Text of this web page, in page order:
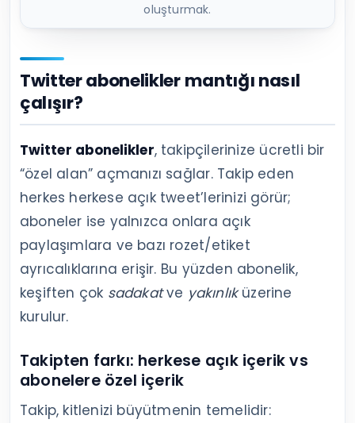
oluşturmak.
Twitter abonelikler mantığı nasıl
çalışır?
Twitter abonelikler, takipçilerinize ücretli bir
“özel alan” açmanızı sağlar. Takip eden
herkes herkese açık tweet’lerinizi görür;
aboneler ise yalnızca onlara açık
paylaşımlara ve bazı rozet/etiket
ayrıcalıklarına erişir. Bu yüzden abonelik,
keşiften çok sadakatve yakınlıküzerine
kurulur.
Takipten farkı: herkese açık içerik vs
abonelere özel içerik
Takip, kitlenizi büyütmenin temelidir: